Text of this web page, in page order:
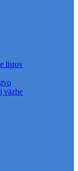
listov
väzbe